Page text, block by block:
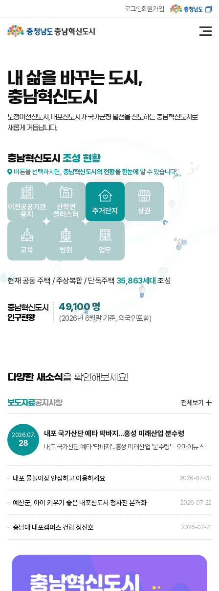
로그인회원가입
내 삶을 바꾸는 도시,
충남혁신도시
도청이전신도시, 내포신도시가 국가균형 발전을 선도하는충남혁신도시로
새롭게 거듭납니다.
충남혁신도시 조성 현황
버튼을 선택하시면, 충남혁신도시의 현황을 한눈에 알 수 있습니다.
이전공공기관
용지
산학연
클러스터
주거단지 상권
교육 병원 업무
현재 공동 주택 / 주상복합 / 단독주택 35,863세대 조성
충남혁신도시
인구현황
49,100 명
(2026년 6월말 기준, 외국인포함)
다양한 새소식을 확인해보세요!
보도자료공지사항 전체보기
2026.07.
28
내포 국가산단 예타 막바지...홍성 미래산업 분수령
내포 국가산단 예타 '막바지'...홍성 미래산업 '분수령' - 오마이뉴스
내포 물놀이장 안심하고 이용하세요 2026-07-28
예산군, 아이 키우기 좋은 내포신도시 청사진 본격화 2026-07-22
충남대 내포캠퍼스 건립 청신호 2026-07-21